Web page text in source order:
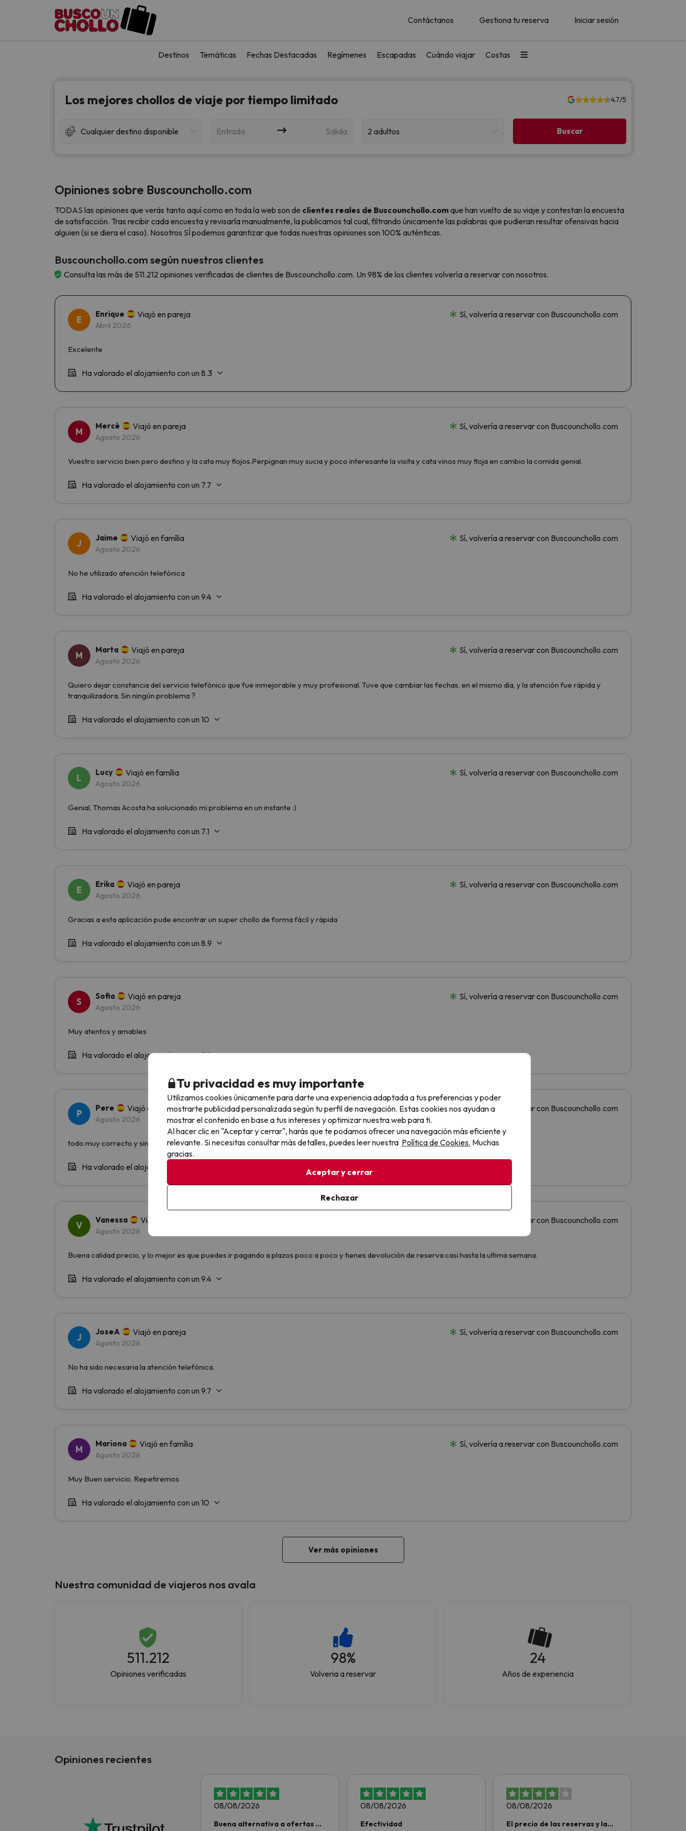
Contáctanos Gestiona tu reserva Iniciar sesión
Destinos Temáticas Fechas Destacadas Regímenes Escapadas Cuándo viajar Costas
Los mejores chollos de viaje por tiempo limitado 4.7/5
Cualquier destino disponible Entrada Salida 2 adultos
Opiniones sobre Buscounchollo.com
TODAS las opiniones que verás tanto aquí como en toda la web son de clientes reales de Buscounchollo.comque han vuelto de su viaje y contestan la encuesta
de satisfacción. Tras recibir cada encuesta y revisarla manualmente, la publicamos tal cual, filtrando únicamente las palabras que pudieran resultar ofensivas hacia
alguien (si se diera el caso). Nosotros SÍ podemos garantizar que todas nuestras opiniones son 100% auténticas.
Buscounchollo.com según nuestros clientes
Consulta las más de 511.212 opiniones verificadas de clientes de Buscounchollo.com. Un 98% de los clientes volvería a reservar con nosotros.
Nuestra comunidad de viajeros nos avala
511.212
Opiniones verificadas
98%
Volveria a reservar
24
Años de experiencia
Opiniones recientes
08/08/2026
Buena alternativa a ofertas de
08/08/2026
Efectividad
08/08/2026
El precio de las reservas y la…
Tu privacidad es muy importante
Utilizamos cookies únicamente para darte una experiencia adaptada a tus preferencias y poder
mostrarte publicidad personalizada según tu perfil de navegación. Estas cookies nos ayudan a
mostrar el contenido en base a tus intereses y optimizar nuestra web para ti.
Al hacer clic en "Aceptar y cerrar", harás que te podamos ofrecer una navegación más eficiente y
relevante. Si necesitas consultar más detalles, puedes leer nuestra Política de Cookies. Muchas
gracias.
Aceptar y cerrar
Rechazar